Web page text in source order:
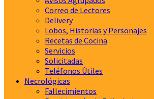
Correo de Lectores
Delivery
Lobos, Historias y Personajes
Recetas de Cocina
Servicios
Solicitadas
Teléfonos Útiles
Necrológicas
Fallecimientos